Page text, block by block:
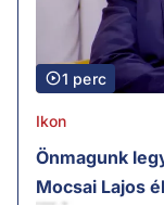
1 perc
Ikon
Önmagunk
Mocsai Lajos